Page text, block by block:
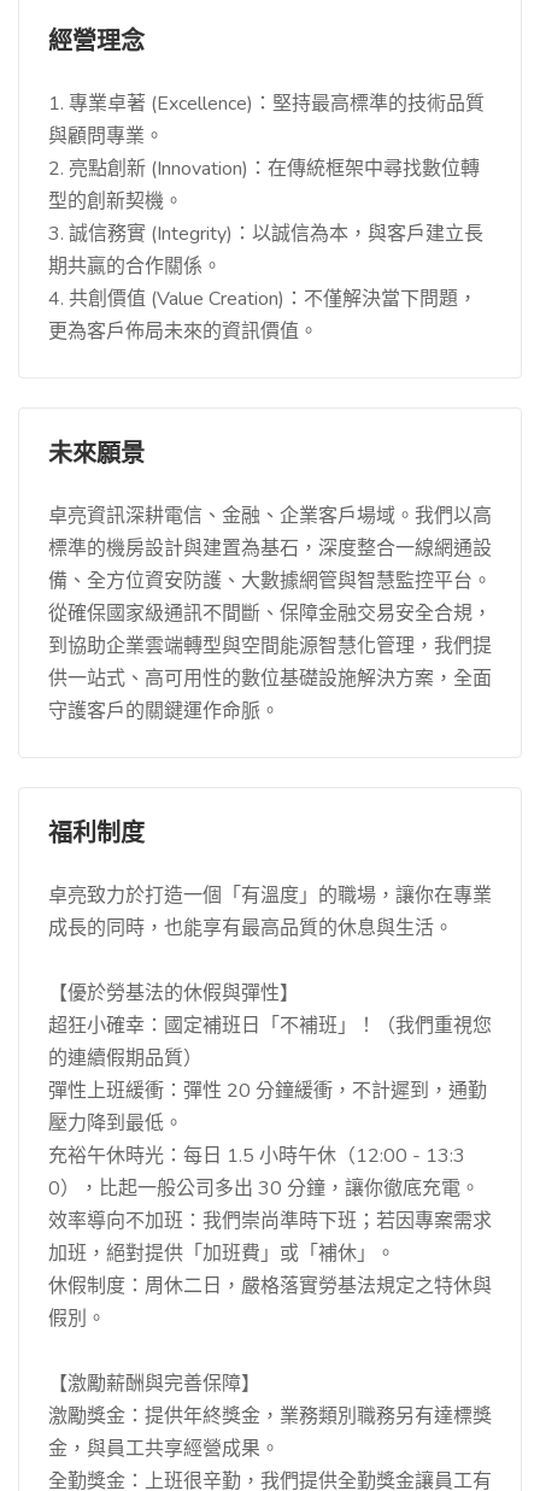
經營理念
1. 專業卓著 (Excellence)：堅持最高標準的技術品質
與顧問專業。
2. 亮點創新 (Innovation)：在傳統框架中尋找數位轉
型的創新契機。
3. 誠信務實 (Integrity)：以誠信為本，與客戶建立長
期共贏的合作關係。
4. 共創價值 (Value Creation)：不僅解決當下問題，
更為客戶佈局未來的資訊價值。
未來願景
卓亮資訊深耕電信、金融、企業客戶場域。我們以高
標準的機房設計與建置為基石，深度整合一線網通設
備、全方位資安防護、大數據網管與智慧監控平台。
從確保國家級通訊不間斷、保障金融交易安全合規，
到協助企業雲端轉型與空間能源智慧化管理，我們提
供一站式、高可用性的數位基礎設施解決方案，全面
守護客戶的關鍵運作命脈。
福利制度
卓亮致力於打造一個「有溫度」的職場，讓你在專業
成長的同時，也能享有最高品質的休息與生活。
【優於勞基法的休假與彈性】
超狂小確幸：國定補班日「不補班」！（我們重視您
的連續假期品質）
彈性上班緩衝：彈性 20 分鐘緩衝，不計遲到，通勤
壓力降到最低。
充裕午休時光：每日 1.5 小時午休（12:00 - 13:3
0），比起一般公司多出 30 分鐘，讓你徹底充電。
效率導向不加班：我們崇尚準時下班；若因專案需求
加班，絕對提供「加班費」或「補休」。
休假制度：周休二日，嚴格落實勞基法規定之特休與
假別。
【激勵薪酬與完善保障】
激勵獎金：提供年終獎金，業務類別職務另有達標獎
金，與員工共享經營成果。
全勤獎金：上班很辛勤，我們提供全勤獎金讓員工有